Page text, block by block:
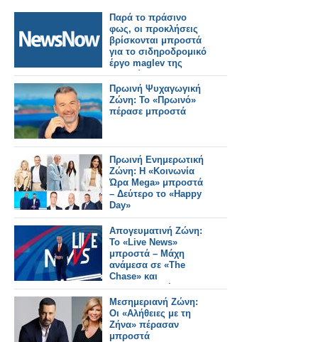
Παρά το πράσινο
φως, οι προκλήσεις
βρίσκονται μπροστά
για το σιδηροδρομικό
έργο maglev της
Ιαπωνίας.
Πρωινή Ψυχαγωγική
Ζώνη: Το «Πρωινό»
πέρασε μπροστά
Πρωινή Ενημερωτική
Ζώνη: Η «Κοινωνία
Ώρα Mega» μπροστά
– Δεύτερο το «Happy
Day»
Απογευματινή Ζώνη:
Το «Live News»
μπροστά – Μάχη
ανάμεσα σε «The
Chase» και
«Οικογενειακές
Ιστορίες»
Μεσημεριανή Ζώνη:
Οι «Αλήθειες με τη
Ζήνα» πέρασαν
μπροστά